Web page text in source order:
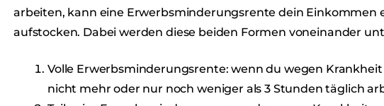
arbeiten, kann eine Erwerbsminderungsrente dein Einkommen
aufstocken. Dabei werden diese beiden Formen voneinander
Volle Erwerbsminderungsrente: wenn du wegen
nicht mehr oder nur noch weniger als 3 Stunden täglich